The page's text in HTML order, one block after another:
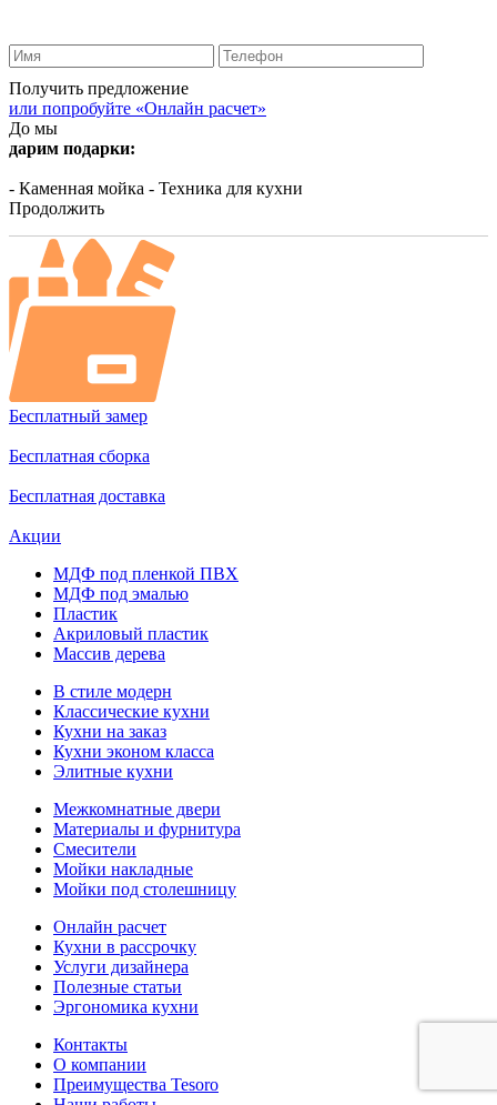
Получить предложение
или попробуйте «Онлайн расчет»
До мы
дарим подарки:
- Каменная мойка - Техника для кухни
Продолжить
Бесплатный замер
Бесплатная сборка
Бесплатная доставка
Акции
МДФ под пленкой ПВХ
МДФ под эмалью
Пластик
Акриловый пластик
Массив дерева
В стиле модерн
Классические кухни
Кухни на заказ
Кухни эконом класса
Элитные кухни
Межкомнатные двери
Материалы и фурнитура
Смесители
Мойки накладные
Мойки под столешницу
Онлайн расчет
Кухни в рассрочку
Услуги дизайнера
Полезные статьи
Эргономика кухни
Контакты
О компании
Преимущества Tesoro